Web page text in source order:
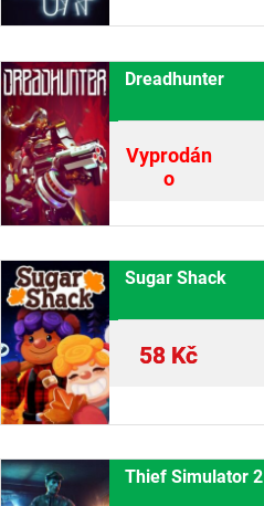
Dreadhunter
Vyprodán
o
Sugar Shack
58 Kč
Thief Simulator 2